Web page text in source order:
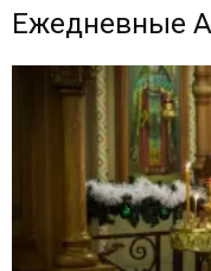
Ежедневные